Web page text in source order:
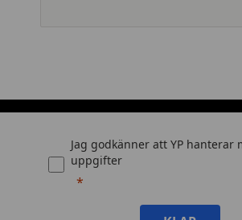
Jag godkänner att YP hanterar
uppgifter